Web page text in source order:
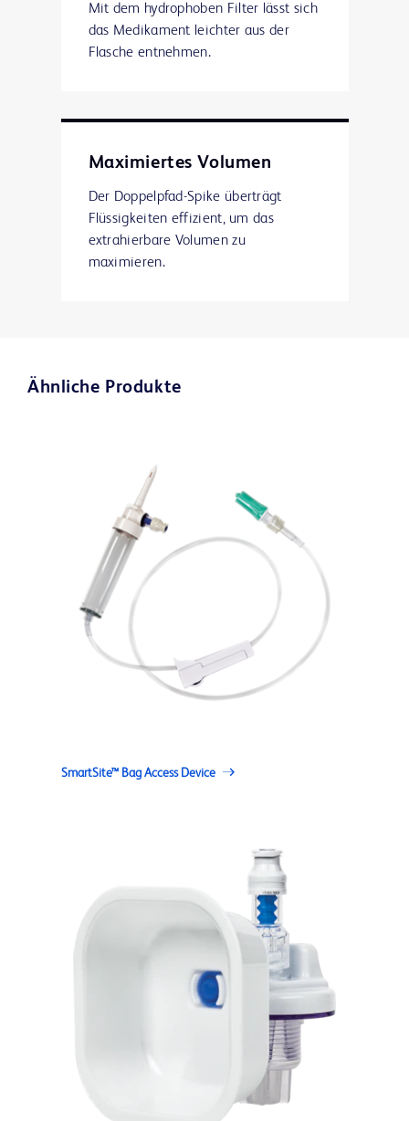
Mit dem hydrophoben Filter lässt sich
das Medikament leichter aus der
Flasche entnehmen.
Maximiertes Volumen
Der Doppelpfad-Spike überträgt
Flüssigkeiten effizient, um das
extrahierbare Volumen zu
maximieren.
Ähnliche Produkte
SmartSite™ Bag Access Device